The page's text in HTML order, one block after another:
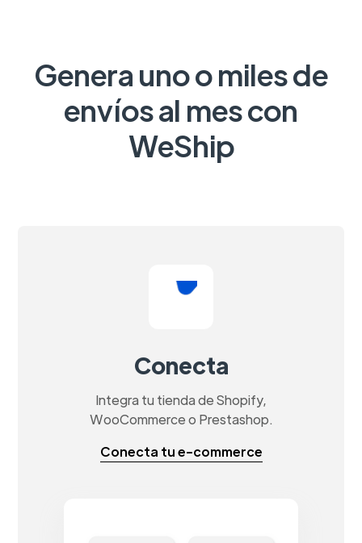
Genera uno o miles de
envíos al mes con
WeShip
Conecta
Integra tu tienda de Shopify,
WooCommerce o Prestashop.
Conecta tu e-commerce